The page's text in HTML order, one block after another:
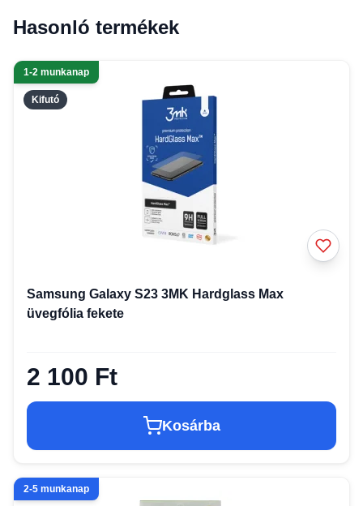
Hasonló termékek
Kifutó
1-2 munkanap
Samsung Galaxy S23 3MK Hardglass Max
üvegfólia fekete
2 100 Ft
Kosárba
2-5 munkanap